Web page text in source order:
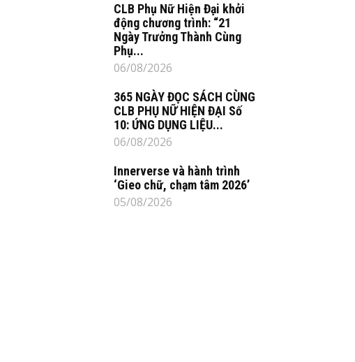
CLB Phụ Nữ Hiện Đại khởi
động chương trình: “21
Ngày Trưởng Thành Cùng
Phụ...
06/08/2026
365 NGÀY ĐỌC SÁCH CÙNG
CLB PHỤ NỮ HIỆN ĐẠI Số
10: ỨNG DỤNG LIỆU...
06/08/2026
Innerverse và hành trình
‘Gieo chữ, chạm tâm 2026’
05/08/2026